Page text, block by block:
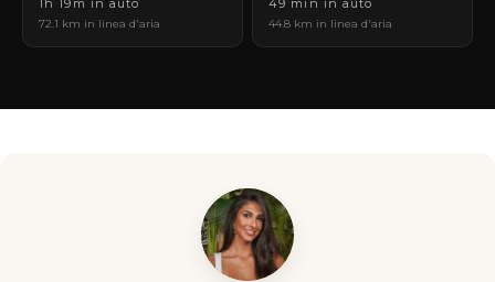
1h 19m in auto
72.1 km in linea d'aria
49 min in auto
44.8 km in linea d'aria